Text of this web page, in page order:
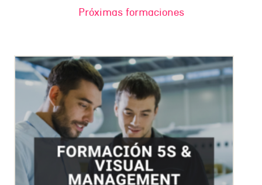
Próximas formaciones